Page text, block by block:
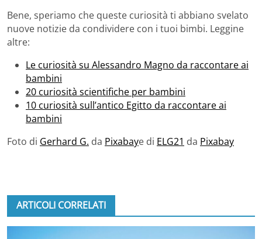
Bene, speriamo che queste curiosità ti abbiano svelato
nuove notizie da condividere con i tuoi bimbi. Leggine
altre:
Le curiosità su Alessandro Magno da raccontare ai
bambini
20 curiosità scientifiche per bambini
10 curiosità sull’antico Egitto da raccontare ai
bambini
Foto di Gerhard G. da Pixabaye di ELG21 da Pixabay
ARTICOLI CORRELATI